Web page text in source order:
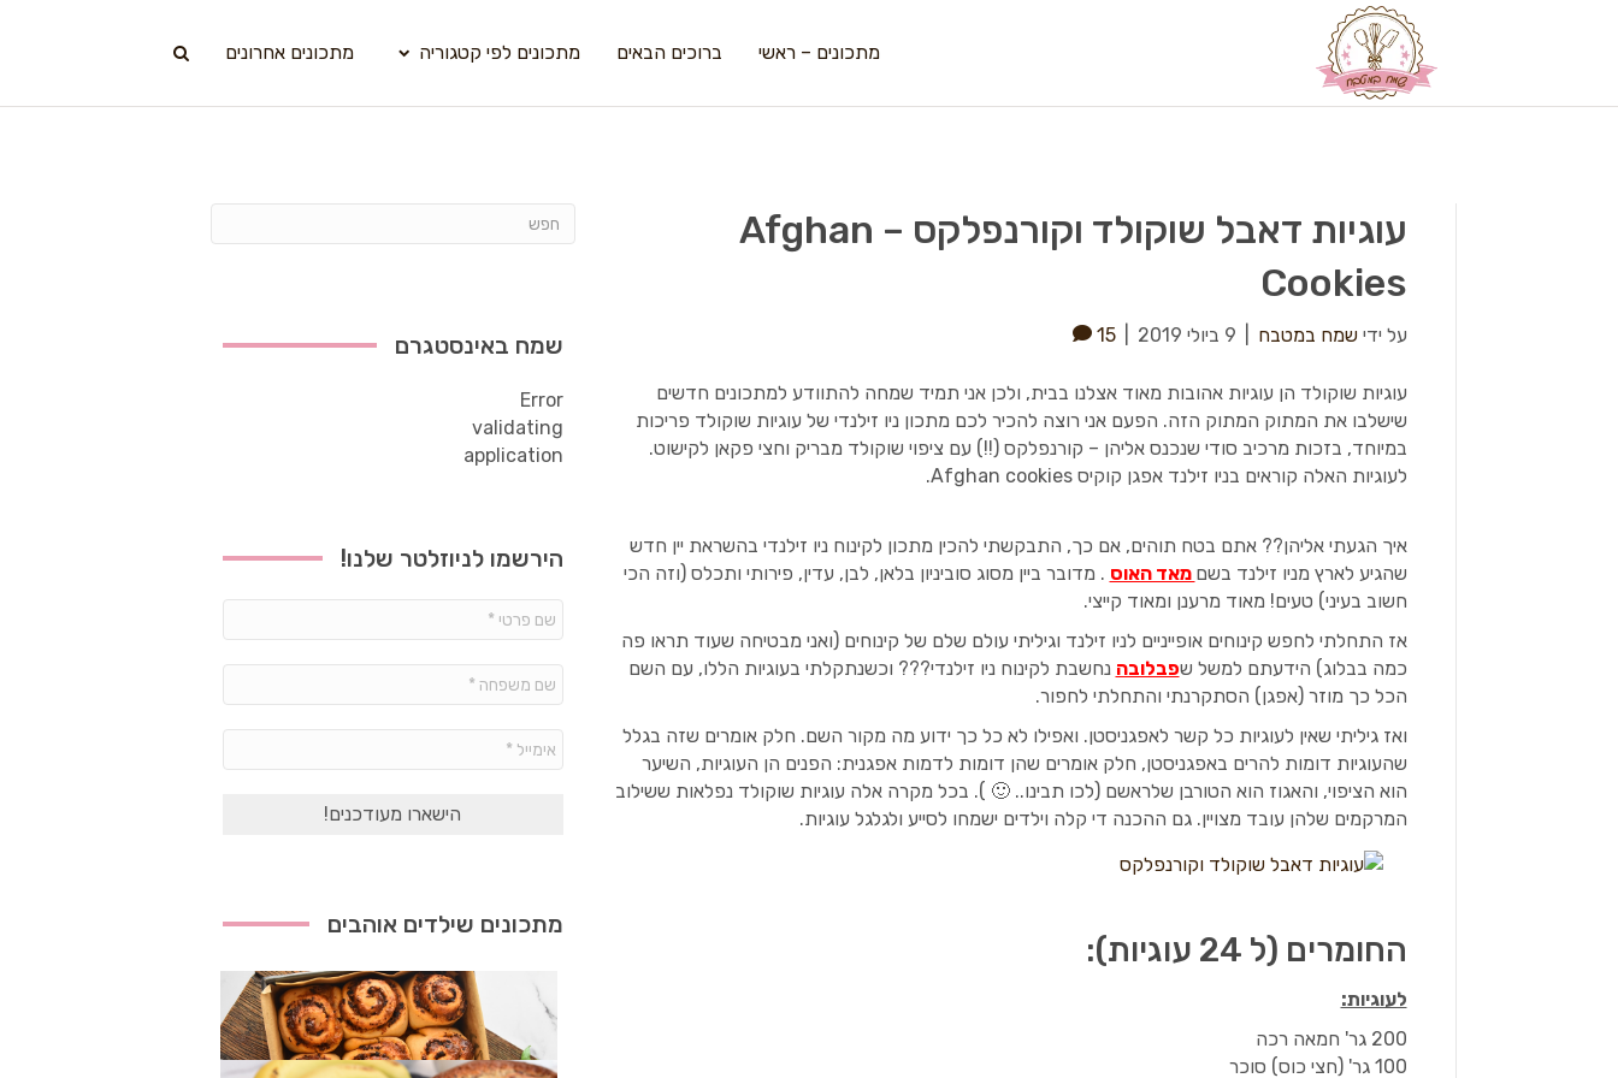
מתכונים – ראשי ברוכים הבאים מתכונים לפי קטגוריה מתכונים אחרונים
עוגיות דאבל שוקולד וקורנפלקס – Afghan
Cookies
על ידי שמח במטבח 9 ביולי 2019 15
עוגיות שוקולד הן עוגיות אהובות מאוד אצלנו בבית, ולכן אני תמיד שמחה להתוודע למתכונים חדשים
שישלבו את המתוק המתוק הזה. הפעם אני רוצה להכיר לכם מתכון ניו זילנדי של עוגיות שוקולד פריכות
במיוחד, בזכות מרכיב סודי שנכנס אליהן – קורנפלקס (!!) עם ציפוי שוקולד מבריק וחצי פקאן לקישוט.
לעוגיות האלה קוראים בניו זילנד אפגן קוקיס Afghan cookies.
איך הגעתי אליהן?? אתם בטח תוהים, אם כך, התבקשתי להכין מתכון לקינוח ניו זילנדי בהשראת יין חדש
שהגיע לארץ מניו זילנד בשם מאד האוס . מדובר ביין מסוג סוביניון בלאן, לבן, עדין, פירותי ותכלס (וזה הכי
חשוב בעיני) טעים! מאוד מרענן ומאוד קייצי.
אז התחלתי לחפש קינוחים אופייניים לניו זילנד וגיליתי עולם שלם של קינוחים (ואני מבטיחה שעוד תראו פה
כמה בבלוג) הידעתם למשל שפבלובה נחשבת לקינוח ניו זילנדי??? וכשנתקלתי בעוגיות הללו, עם השם
הכל כך מוזר (אפגן) הסתקרנתי והתחלתי לחפור.
ואז גיליתי שאין לעוגיות כל קשר לאפגניסטן. ואפילו לא כל כך ידוע מה מקור השם. חלק אומרים שזה בגלל
שהעוגיות דומות להרים באפגניסטן, חלק אומרים שהן דומות לדמות אפגנית: הפנים הן העוגיות, השיער
הוא הציפוי, והאגוז הוא הטורבן שלראשם (לכו תבינו.. 🙂 ). בכל מקרה אלה עוגיות שוקולד נפלאות ששילוב
המרקמים שלהן עובד מצויין. גם ההכנה די קלה וילדים ישמחו לסייע ולגלגל עוגיות.
החומרים (ל 24 עוגיות):
לעוגיות:
200 גר' חמאה רכה
100 גר' (חצי כוס) סוכר
שמח באינסטגרם
Error
validating
application
הירשמו לניוזלטר שלנו!
פרטי
משפחה
*
מתכונים שילדים אוהבים